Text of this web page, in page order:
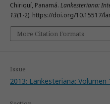
Chiriquí, Panamá. Lankesteriana:
13(1-2). https://doi.org/10.15517/
More Citation Formats
Issue
2013: Lankesteriana: